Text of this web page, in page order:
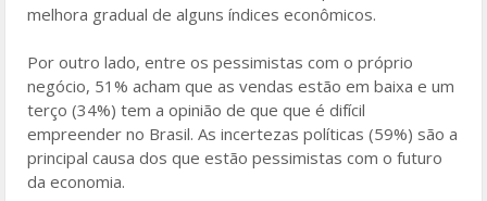
melhora gradual de alguns índices econômicos.
Por outro lado, entre os pessimistas com o próprio
negócio, 51% acham que as vendas estão em baixa e um
terço (34%) tem a opinião de que que é difícil
empreender no Brasil. As incertezas políticas (59%) são a
principal causa dos que estão pessimistas com o futuro
da economia.